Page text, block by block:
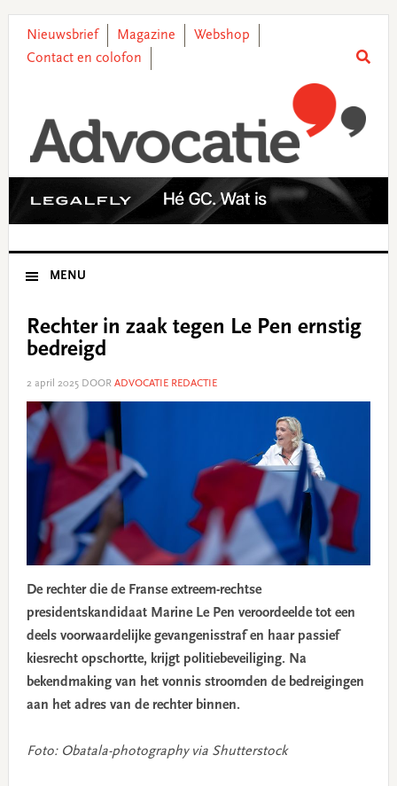
primary
main
primary
footer
Nieuwsbrief Magazine
Webshop
Contact en colofon
MENU
Rechter in zaak tegen Le Pen ernstig
bedreigd
2 april 2025DOOR ADVOCATIE REDACTIE
De rechter die de Franse extreem-rechtse
presidentskandidaat Marine Le Pen veroordeelde tot een
deels voorwaardelijke gevangenisstraf en haar passief
kiesrecht opschortte, krijgt politiebeveiliging. Na
bekendmaking van het vonnis stroomden de bedreigingen
aan het adres van de rechter binnen.
Foto: Obatala-photography via Shutterstock